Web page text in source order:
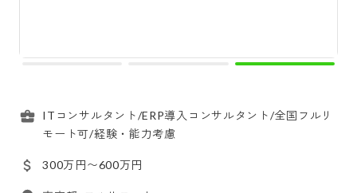
ITコンサルタント/ERP導入コンサルタント/全国フルリ
モート可/経験・能力考慮
300万円〜600万円